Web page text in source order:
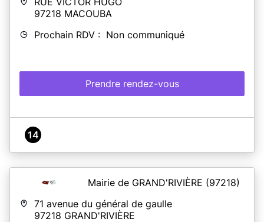
97218 MACOUBA
Prochain RDV : Non communiqué
Prendre rendez-vous
14
Mairie de GRAND'RIVIÈRE (97218)
71 avenue du général de gaulle
97218 GRAND'RIVIÈRE